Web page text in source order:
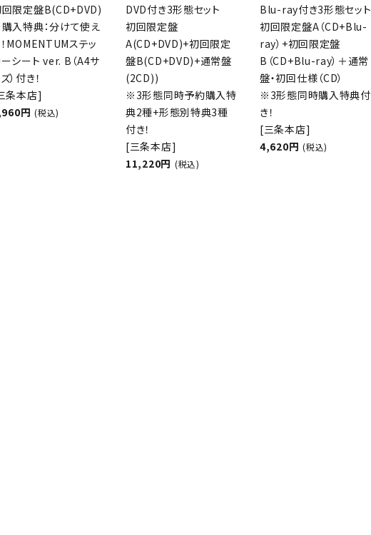
限定盤B(CD+DVD)
入特典：分けて使え
MOMENTUMステッ
シート ver. B（A4サ
）付き！
条本店]
円 (税込)
DVD付き3形態セット
初回限定盤
A(CD+DVD)+初回限定
盤B(CD+DVD)+通常盤
(2CD))
※3形態同時予約購入特
典2種+形態別特典3種
付き！
[三条本店]
11,220円 (税込)
Blu-ray付き3形態セット
初回限定盤A（CD+Blu-
ray）+初回限定盤
B（CD+Blu-ray）＋通常
盤・初回仕様（CD）
※3形態同時購入特典付
き！
[三条本店]
4,620円 (税込)